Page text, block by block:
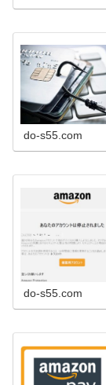
do-s55.com
do-s55.com